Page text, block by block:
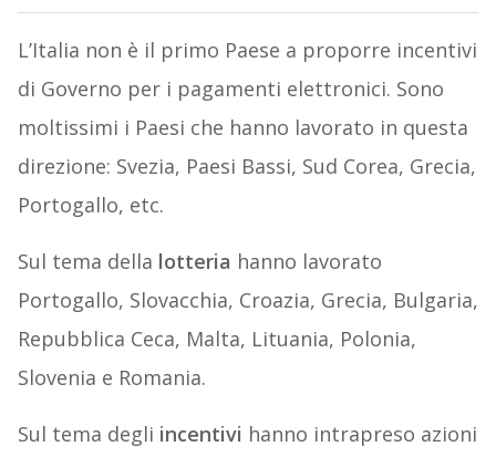
L’Italia non è il primo Paese a proporre incentivi
di Governo per i pagamenti elettronici. Sono
moltissimi i Paesi che hanno lavorato in questa
direzione: Svezia, Paesi Bassi, Sud Corea, Grecia,
Portogallo, etc.
Sul tema della lotteria hanno lavorato
Portogallo, Slovacchia, Croazia, Grecia, Bulgaria,
Repubblica Ceca, Malta, Lituania, Polonia,
Slovenia e Romania.
Sul tema degli incentivi hanno intrapreso azioni